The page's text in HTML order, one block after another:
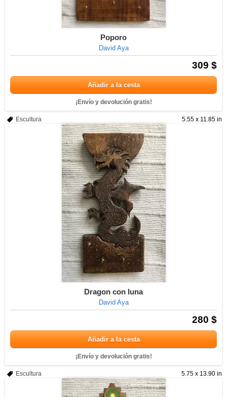
Poporo
David Aya
309 $
Añadir a la cesta
¡Envío y devolución gratis!
5.55 x 11.85 in
Escultura
Dragon con luna
David Aya
280 $
Añadir a la cesta
¡Envío y devolución gratis!
5.75 x 13.90 in
Escultura